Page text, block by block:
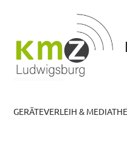
GERÄTEVERLEIH &